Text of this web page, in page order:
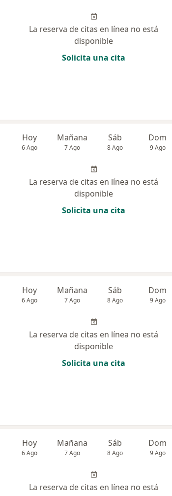
La reserva de citas en línea no está
disponible
Solicita una cita
Hoy
6 Ago
Mañana
7 Ago
Sáb
8 Ago
Dom
9 Ago
La reserva de citas en línea no está
disponible
Solicita una cita
Hoy
6 Ago
Mañana
7 Ago
Sáb
8 Ago
Dom
9 Ago
La reserva de citas en línea no está
disponible
Solicita una cita
Hoy
6 Ago
Mañana
7 Ago
Sáb
8 Ago
Dom
9 Ago
La reserva de citas en línea no está